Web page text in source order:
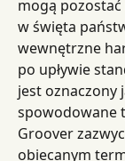
mogą
w święta
wewnętrzne
po upływie
jest oznaczony
spowodowane
Groover
obiecanym